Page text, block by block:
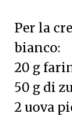
Per la
bianco:
20 g
50 g di
2 uova